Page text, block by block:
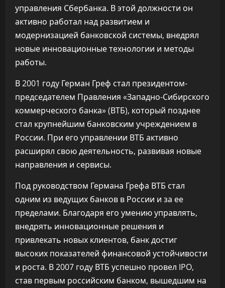
управления Сбербанка. В этой должности он
активно работал над развитием и
модернизацией банковской системы, внедрял
новые инновационные технологии и методы
работы.
В 2001 году Герман Греф стал президентом-
председателем Правления «Западно-Сибирского
коммерческого банка» (ВТБ), который позднее
стал крупнейшим банковским учреждением в
России. При его управлении ВТБ активно
расширял свою деятельность, развивая новые
направления и сервисы.
Под руководством Германа Грефа ВТБ стал
одним из ведущих банков в России и за ее
пределами. Благодаря его умению управлять,
внедрять инновационные решения и
привлекать новых клиентов, банк достиг
высоких показателей финансовой устойчивости
и роста. В 2007 году ВТБ успешно провел IPO,
став первым российским банком, вышедшим на